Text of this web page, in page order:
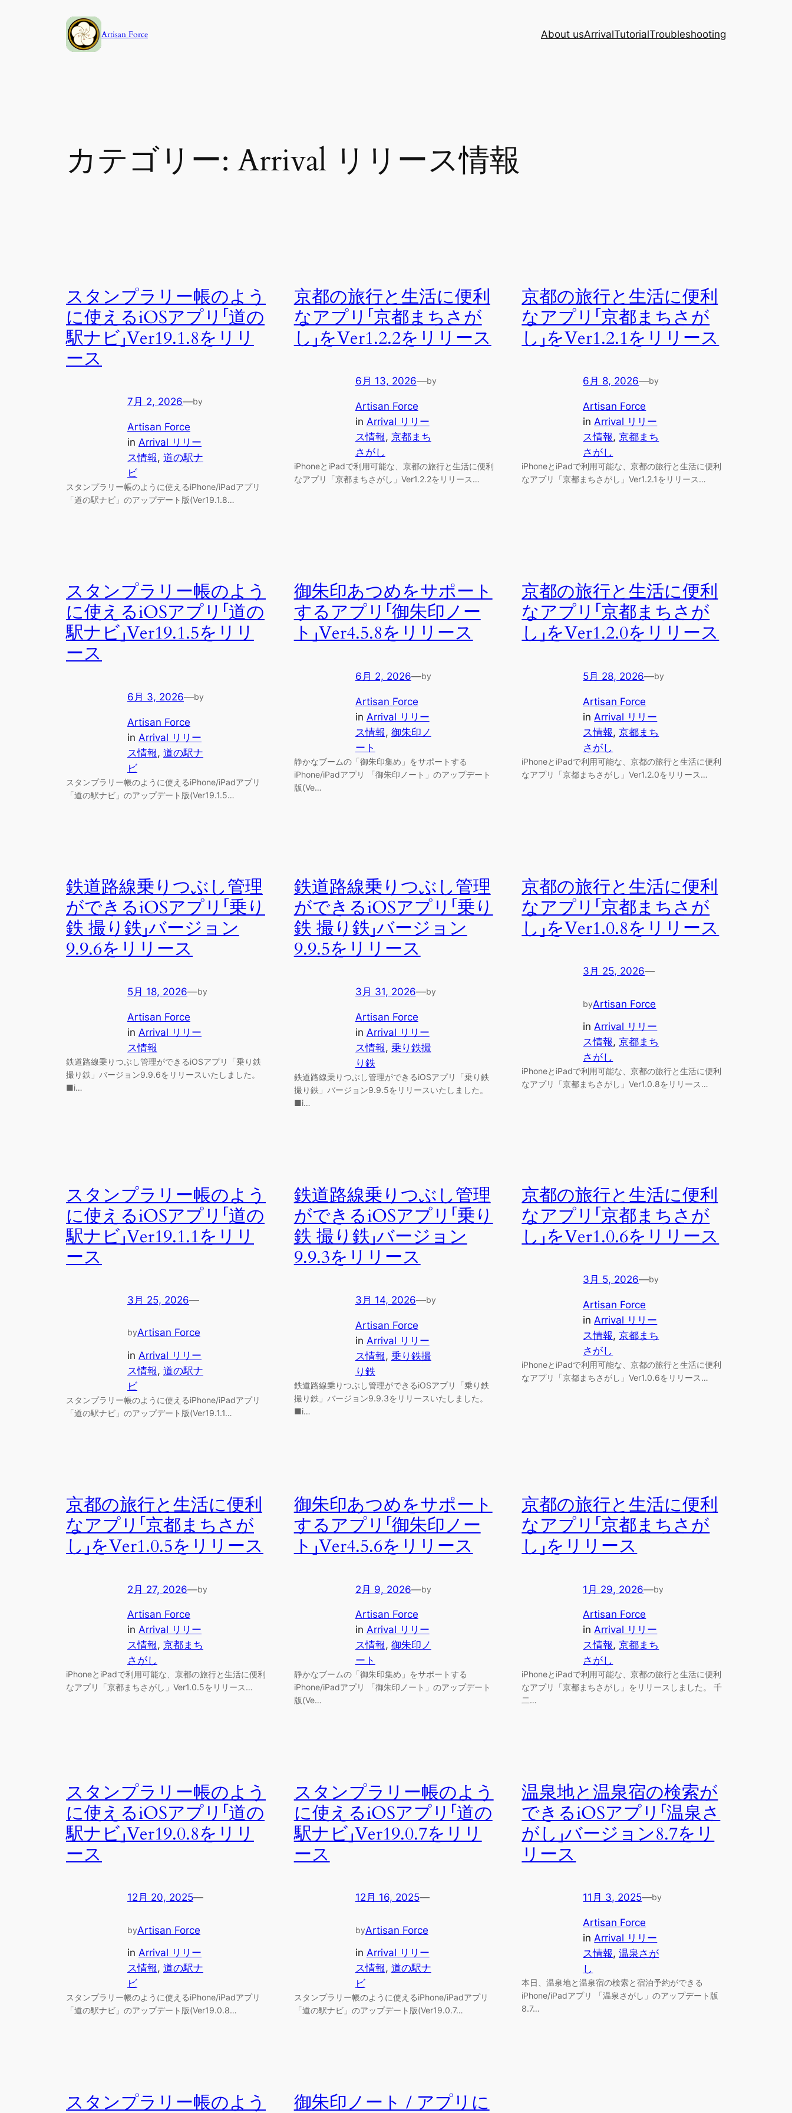
Artisan Force About usArrivalTutorialTroubleshooting
カテゴリー: Arrival リリース情報
スタンプラリー帳のよう
に使えるiOSアプリ「道の
駅ナビ」Ver19.1.8をリリ
ース
7月 2, 2026—by
Artisan Force
in Arrival リリー
ス情報, 道の駅ナ
ビ
スタンプラリー帳のように使えるiPhone/iPadアプリ
「道の駅ナビ」のアップデート版(Ver19.1.8…
京都の旅行と生活に便利
なアプリ「京都まちさが
し」をVer1.2.2をリリース
6月 13, 2026—by
Artisan Force
in Arrival リリー
ス情報, 京都まち
さがし
iPhoneとiPadで利用可能な、京都の旅行と生活に便利
なアプリ「京都まちさがし」Ver1.2.2をリリース…
京都の旅行と生活に便利
なアプリ「京都まちさが
し」をVer1.2.1をリリース
6月 8, 2026—by
Artisan Force
in Arrival リリー
ス情報, 京都まち
さがし
iPhoneとiPadで利用可能な、京都の旅行と生活に便利
なアプリ「京都まちさがし」Ver1.2.1をリリース…
スタンプラリー帳のよう
に使えるiOSアプリ「道の
駅ナビ」Ver19.1.5をリリ
ース
6月 3, 2026—by
Artisan Force
in Arrival リリー
ス情報, 道の駅ナ
ビ
スタンプラリー帳のように使えるiPhone/iPadアプリ
「道の駅ナビ」のアップデート版(Ver19.1.5…
御朱印あつめをサポート
するアプリ「御朱印ノー
ト」Ver4.5.8をリリース
6月 2, 2026—by
Artisan Force
in Arrival リリー
ス情報, 御朱印ノ
ート
静かなブームの「御朱印集め」をサポートする
iPhone/iPadアプリ 「御朱印ノート」のアップデート
版(Ve…
京都の旅行と生活に便利
なアプリ「京都まちさが
し」をVer1.2.0をリリース
5月 28, 2026—by
Artisan Force
in Arrival リリー
ス情報, 京都まち
さがし
iPhoneとiPadで利用可能な、京都の旅行と生活に便利
なアプリ「京都まちさがし」Ver1.2.0をリリース…
鉄道路線乗りつぶし管理
ができるiOSアプリ「乗り
鉄 撮り鉄」バージョン
9.9.6をリリース
5月 18, 2026—by
Artisan Force
in Arrival リリー
ス情報
鉄道路線乗りつぶし管理ができるiOSアプリ「乗り鉄
撮り鉄」バージョン9.9.6をリリースいたしました。
■i…
鉄道路線乗りつぶし管理
ができるiOSアプリ「乗り
鉄 撮り鉄」バージョン
9.9.5をリリース
3月 31, 2026—by
Artisan Force
in Arrival リリー
ス情報, 乗り鉄撮
り鉄
鉄道路線乗りつぶし管理ができるiOSアプリ「乗り鉄
撮り鉄」バージョン9.9.5をリリースいたしました。
■i…
京都の旅行と生活に便利
なアプリ「京都まちさが
し」をVer1.0.8をリリース
3月 25, 2026—
byArtisan Force
inArrival リリー
ス情報, 京都まち
さがし
iPhoneとiPadで利用可能な、京都の旅行と生活に便利
なアプリ「京都まちさがし」Ver1.0.8をリリース…
スタンプラリー帳のよう
に使えるiOSアプリ「道の
駅ナビ」Ver19.1.1をリリ
ース
3月 25, 2026—
byArtisan Force
in Arrival リリー
ス情報, 道の駅ナ
ビ
スタンプラリー帳のように使えるiPhone/iPadアプリ
「道の駅ナビ」のアップデート版(Ver19.1.1…
鉄道路線乗りつぶし管理
ができるiOSアプリ「乗り
鉄 撮り鉄」バージョン
9.9.3をリリース
3月 14, 2026—by
Artisan Force
in Arrival リリー
ス情報, 乗り鉄撮
り鉄
鉄道路線乗りつぶし管理ができるiOSアプリ「乗り鉄
撮り鉄」バージョン9.9.3をリリースいたしました。
■i…
京都の旅行と生活に便利
なアプリ「京都まちさが
し」をVer1.0.6をリリース
3月 5, 2026—by
Artisan Force
in Arrival リリー
ス情報, 京都まち
さがし
iPhoneとiPadで利用可能な、京都の旅行と生活に便利
なアプリ「京都まちさがし」Ver1.0.6をリリース…
京都の旅行と生活に便利
なアプリ「京都まちさが
し」をVer1.0.5をリリース
2月 27, 2026—by
Artisan Force
in Arrival リリー
ス情報, 京都まち
さがし
iPhoneとiPadで利用可能な、京都の旅行と生活に便利
なアプリ「京都まちさがし」Ver1.0.5をリリース…
御朱印あつめをサポート
するアプリ「御朱印ノー
ト」Ver4.5.6をリリース
2月 9, 2026—by
Artisan Force
in Arrival リリー
ス情報, 御朱印ノ
ート
静かなブームの「御朱印集め」をサポートする
iPhone/iPadアプリ 「御朱印ノート」のアップデート
版(Ve…
京都の旅行と生活に便利
なアプリ「京都まちさが
し」をリリース
1月 29, 2026—by
Artisan Force
inArrival リリー
ス情報, 京都まち
さがし
iPhoneとiPadで利用可能な、京都の旅行と生活に便利
なアプリ「京都まちさがし」をリリースしました。 千
二…
スタンプラリー帳のよう
に使えるiOSアプリ「道の
駅ナビ」Ver19.0.8をリリ
ース
12月 20, 2025—
byArtisan Force
in Arrival リリー
ス情報, 道の駅ナ
ビ
スタンプラリー帳のように使えるiPhone/iPadアプリ
「道の駅ナビ」のアップデート版(Ver19.0.8…
スタンプラリー帳のよう
に使えるiOSアプリ「道の
駅ナビ」Ver19.0.7をリリ
ース
12月 16, 2025—
byArtisan Force
in Arrival リリー
ス情報, 道の駅ナ
ビ
スタンプラリー帳のように使えるiPhone/iPadアプリ
「道の駅ナビ」のアップデート版(Ver19.0.7…
温泉地と温泉宿の検索が
できるiOSアプリ「温泉さ
がし」バージョン8.7をリ
リース
11月 3, 2025—by
Artisan Force
inArrival リリー
ス情報, 温泉さが
し
本日、温泉地と温泉宿の検索と宿泊予約ができる
iPhone/iPadアプリ 「温泉さがし」のアップデート版
8.7…
スタンプラリー帳のよう
御朱印ノート / アプリに